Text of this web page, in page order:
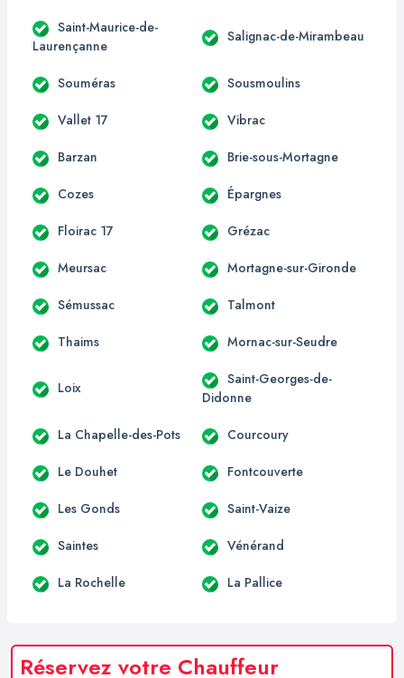
Saint-Maurice-de-
Laurençanne
Salignac-de-Mirambeau
Souméras Sousmoulins
Vallet 17 Vibrac
Barzan Brie-sous-Mortagne
Cozes Épargnes
Floirac 17 Grézac
Meursac Mortagne-sur-Gironde
Sémussac Talmont
Thaims Mornac-sur-Seudre
Loix
Saint-Georges-de-
Didonne
La Chapelle-des-Pots Courcoury
Le Douhet Fontcouverte
Les Gonds Saint-Vaize
Saintes Vénérand
La Rochelle La Pallice
Réservez votre Chauffeur